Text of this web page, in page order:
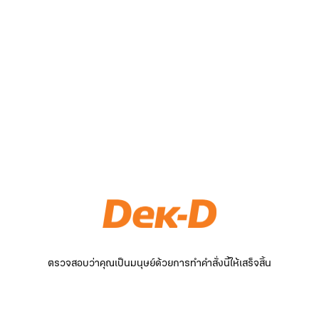
ตรวจสอบว่าคุณเป็นมนุษย์ด้วยการทำคำสั่งนี้ให้เสร็จสิ้น